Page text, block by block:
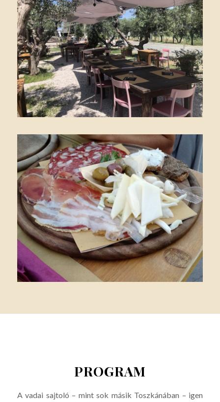
PROGRAM
A vadai sajtoló – mint sok másik Toszkánában – igen